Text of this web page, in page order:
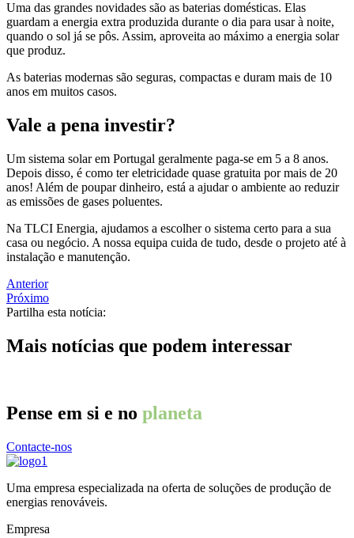
Uma das grandes novidades são as baterias domésticas. Elas
guardam a energia extra produzida durante o dia para usar à noite,
quando o sol já se pôs. Assim, aproveita ao máximo a energia solar
que produz.
As baterias modernas são seguras, compactas e duram mais de 10
anos em muitos casos.
Vale a pena investir?
Um sistema solar em Portugal geralmente paga-se em 5 a 8 anos.
Depois disso, é como ter eletricidade quase gratuita por mais de 20
anos! Além de poupar dinheiro, está a ajudar o ambiente ao reduzir
as emissões de gases poluentes.
Na TLCI Energia, ajudamos a escolher o sistema certo para a sua
casa ou negócio. A nossa equipa cuida de tudo, desde o projeto até à
instalação e manutenção.
Anterior
Próximo
Partilha esta notícia:
Mais notícias que podem interessar
Pense em si e no planeta
Contacte-nos
Uma empresa especializada na oferta de soluções de produção de
energias renováveis.
Empresa